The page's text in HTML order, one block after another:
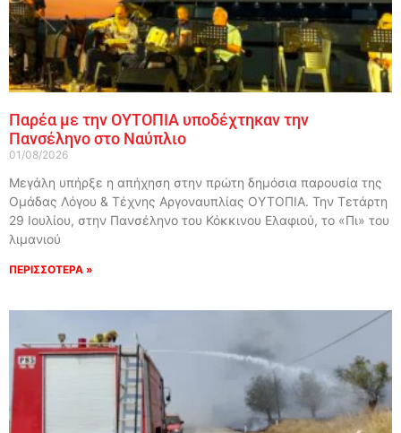
Παρέα με την ΟΥΤΟΠΙΑ υποδέχτηκαν την
Πανσέληνο στο Ναύπλιο
01/08/2026
Μεγάλη υπήρξε η απήχηση στην πρώτη δημόσια παρουσία της
Ομάδας Λόγου & Τέχνης Αργοναυπλίας ΟΥΤΟΠΙΑ. Την Τετάρτη
29 Ιουλίου, στην Πανσέληνο του Κόκκινου Ελαφιού, το «Πι» του
λιμανιού
ΠΕΡΙΣΣΟΤΕΡΑ »